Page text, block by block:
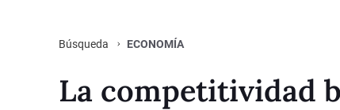
Búsqueda ECONOMÍA
La competitividad